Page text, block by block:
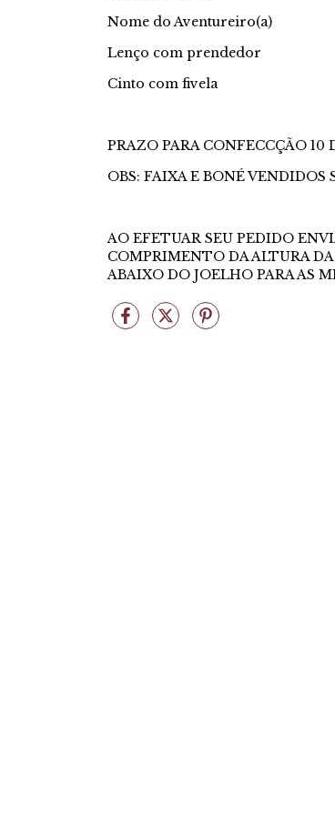
Nome do Aventureiro(a)
Lenço com prendedor
Cinto com fivela
PRAZO PARA CONFECCÇÃO 10
OBS: FAIXA E BONÉ VENDIDOS
AO EFETUAR SEU PEDIDO
COMPRIMENTO DA ALTURA
ABAIXO DO JOELHO PARA AS